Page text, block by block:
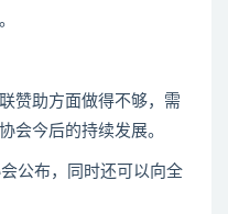
助方面做得不够，需
会今后的持续发展。
公布，同时还可以向全